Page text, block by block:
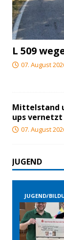
L 509
07. August
Mittelstand
ups vernetzt
07. August
JUGEND
JUGEND/